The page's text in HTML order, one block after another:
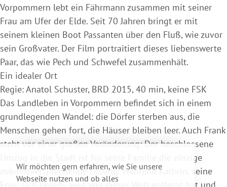
Wir möchten gern erfahren, wie Sie unsere
Webseite nutzen und ob alles
Vorpommern lebt ein Fährmann zusammen mit seiner
Frau am Ufer der Elde. Seit 70 Jahren bringt er mit
seinem kleinen Boot Passanten über den Fluß, wie zuvor
sein Großvater. Der Film portraitiert dieses liebenswerte
Paar, das wie Pech und Schwefel zusammenhält.
Ein idealer Ort
Regie: Anatol Schuster, BRD 2015, 40 min, keine FSK
Das Landleben in Vorpommern befindet sich in einem
grundlegenden Wandel: die Dörfer sterben aus, die
Menschen gehen fort, die Häuser bleiben leer. Auch Frank
steht vor einer großen Veränderung: Der beschlossene
Umzug in die Stadt ist für seine Familie die einzige
zukunftversprechende Lösung. Während Kathrin, seine